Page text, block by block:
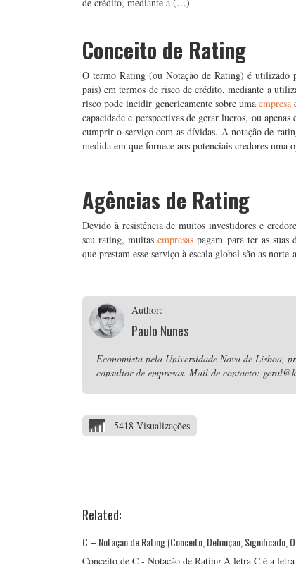
Conceito de Rating
O termo Rating (ou Notação de Rating) é utilizado
país) em termos de risco de crédito, mediante a
risco pode incidir genericamente sobre umaempresa
capacidade e perspectivas de gerar lucros, ou
cumprir o serviço com as dívidas. A notação de
medida em que fornece aos potenciais credores
Agências de Rating
Devido à resistência de muitos investidores e
seu rating, muitasempresas pagam para ter as suas
que prestam esse serviço à escala global são as
Author:
Paulo Nunes
Economista pela Universidade Nova de Lisboa,
consultor de empresas. Mail de contacto:
5418 Visualizações
Related:
C – Notação de Rating (Conceito, Definição, Significado,
Conceito de C - Notação de Rating A letra C é a